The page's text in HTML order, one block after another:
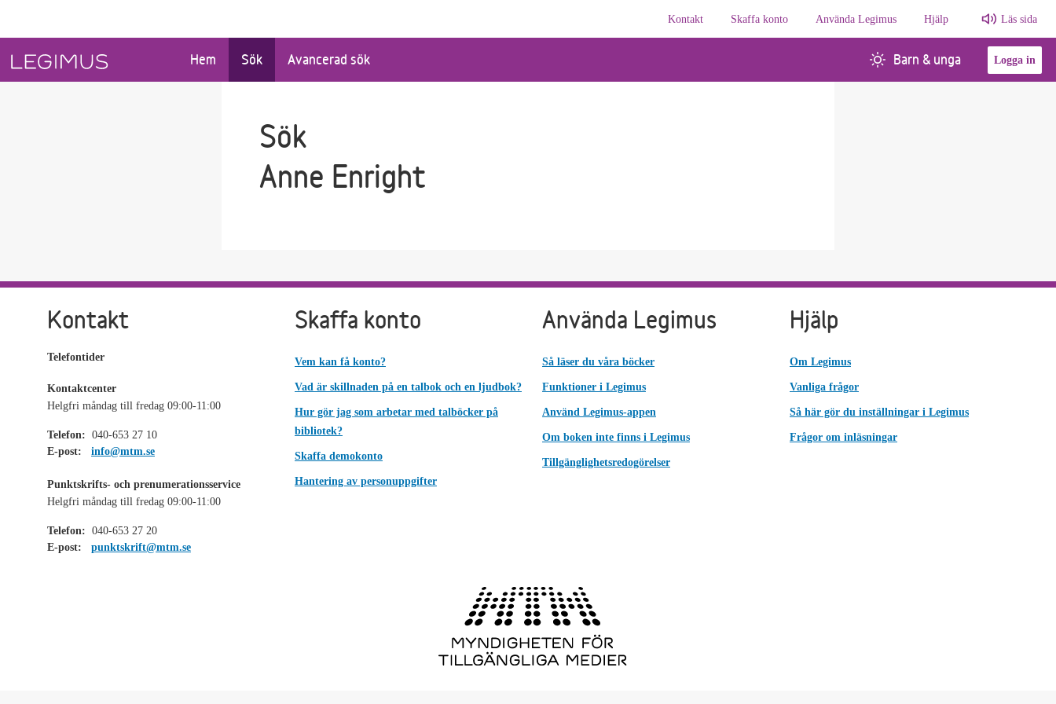
Kontakt
Skaffa konto Använda Legimus Hjälp Läs sida
Hem Sök Avancerad sök Barn & unga Logga in
Sök
Anne Enright
Kontakt
Telefontider
Kontaktcenter
Helgfri måndag till fredag 09:00-11:00
Telefon: 040-653 27 10
E-post:
info@mtm.se
Punktskrifts- och prenumerationsservice
Helgfri måndag till fredag 09:00-11:00
Telefon: 040-653 27 20
E-post:
punktskrift@mtm.se
Skaffa konto
Vem kan få konto?
Vad är skillnaden på en talbok och en ljudbok?
Hur gör jag som arbetar med talböcker på
bibliotek?
Skaffa demokonto
Hantering av personuppgifter
Använda Legimus
Så läser du våra böcker
Funktioner i Legimus
Använd Legimus-appen
Om boken inte finns i Legimus
Tillgänglighetsredogörelser
Hjälp
Om Legimus
Vanliga frågor
Så här gör du inställningar i Legimus
Frågor om inläsningar